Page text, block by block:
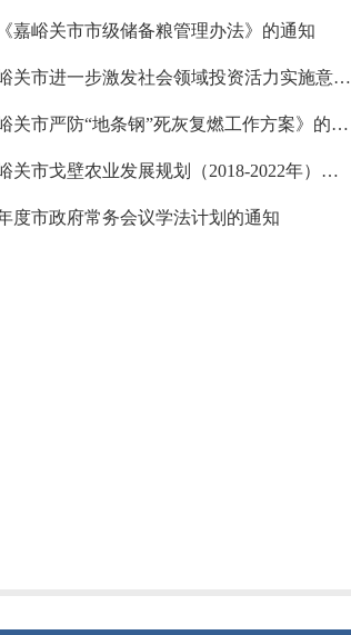
嘉峪关市市级储备粮管理办法》的通知
嘉峪关市人民政府办公室关于印发《嘉峪关市进一步激发社会领域投资活力实施意见》的通知
嘉峪关市人民政府办公室关于印发《嘉峪关市严防“地条钢”死灰复燃工作方案》的通知
嘉峪关市人民政府办公室关于印发《嘉峪关市戈壁农业发展规划（2018-2022年）》的通知
度市政府常务会议学法计划的通知